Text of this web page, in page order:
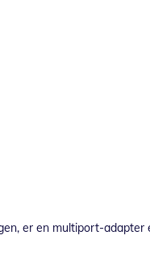
er en multiport-adapter